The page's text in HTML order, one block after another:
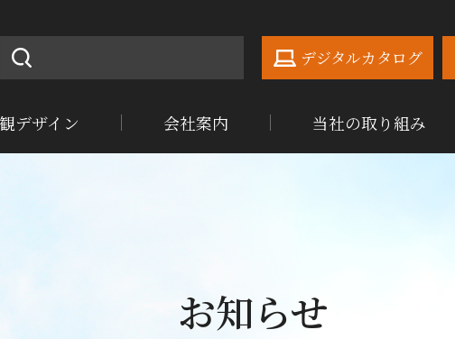
デジタルカタログ
デザイン 会社案内 当社の取り組み
お知らせ